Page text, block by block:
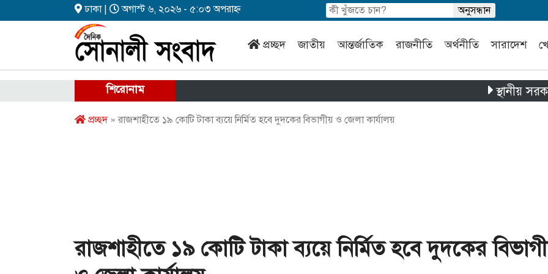
ঢাকা | অগাস্ট ৬, ২০২৬ - ৫:০৩ অপরাহ্ন
প্রচ্ছদ জাতীয় আন্তর্জাতিক রাজনীতি অর্থনীতি সারাদেশ
শিরোনাম স্থানীয় সরকার
প্রচ্ছদ» রাজশাহীতে ১৯ কোটি টাকা ব্যয়ে নির্মিত হবে দুদকের বিভাগীয় ও জেলা কার্যালয়
রাজশাহীতে ১৯ কোটি টাকা ব্যয়ে নির্মিত হবে দুদকের